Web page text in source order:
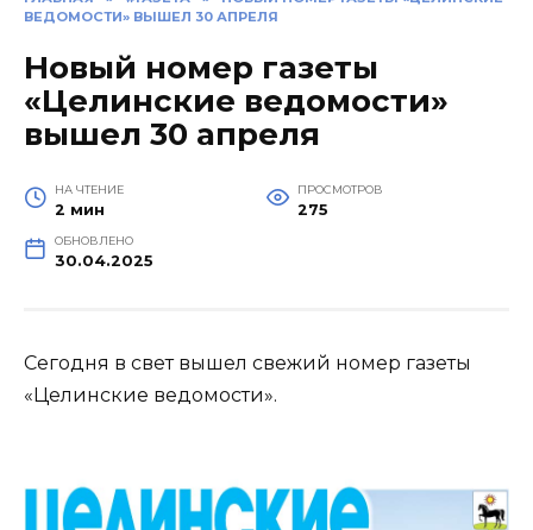
ВЕДОМОСТИ» ВЫШЕЛ 30 АПРЕЛЯ
Новый номер газеты
«Целинские ведомости»
вышел 30 апреля
НА ЧТЕНИЕ
2 мин
ПРОСМОТРОВ
275
ОБНОВЛЕНО
30.04.2025
Сегодня в свет вышел свежий номер газеты
«Целинские ведомости».